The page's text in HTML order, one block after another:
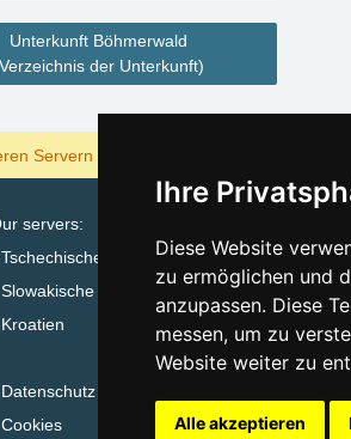
Ihre
Diese Website
zu ermöglichen und
anzupassen. Diese
messen, um zu
Website weiter zu
Alle akzeptieren
Unterkunft Böhmerwald
der Unterkunft)
Servern am billigsten?
servers:
Tschechische Gebirge
Slowakische Gebirge
Kroatien
Datenschutz
Cookies